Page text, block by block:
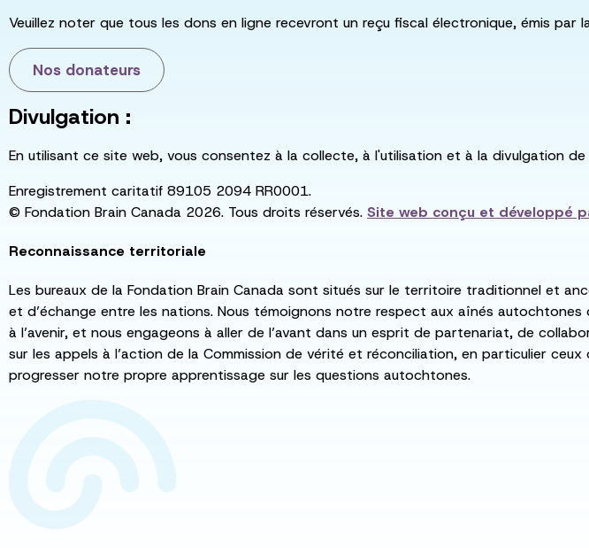
Veuillez noter que tous les dons en ligne recevront un reçu fiscal électronique, émis par
Nos donateurs
Divulgation :
En utilisant ce site web, vous consentez à la collecte, à l'utilisation et à la divulgation
Enregistrement caritatif 89105 2094 RR0001.
© Fondation Brain Canada 2026. Tous droits réservés. Site web conçu et développé
Reconnaissance territoriale
Les bureaux de la Fondation Brain Canada sont situés sur le territoire traditionnel et
et d’échange entre les nations. Nous témoignons notre respect aux aînés
à l’avenir, et nous engageons à aller de l’avant dans un esprit de partenariat, de
sur les appels à l’action de la Commission de vérité et réconciliation, en particulier
progresser notre propre apprentissage sur les questions autochtones.